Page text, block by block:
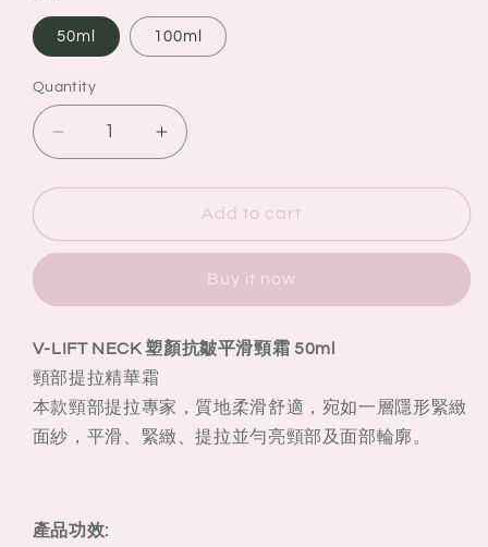
50ml 100ml
Quantity
Quantity
Decrease
quantity
for
法
NECK
CREAM
緊
緻
臻
護
Increase
quantity
for
VALMONT
法
NECK
緊
緻
Add to cart
Buy it now
V-LIFT NECK 塑顏抗皺平滑頸霜 50ml
頸部提拉精華霜
本款頸部提拉專家，質地柔滑舒適，宛如一層隱形緊緻
面紗，平滑、緊緻、提拉並勻亮頸部及面部輪廓。
產品功效: